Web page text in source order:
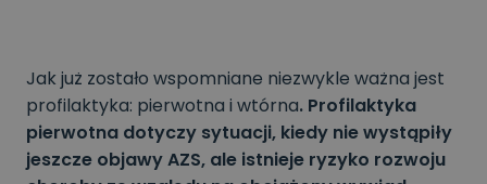
Jak już zostało wspomniane niezwykle ważna jest
profilaktyka: pierwotna i wtórna. Profilaktyka
pierwotna dotyczy sytuacji, kiedy nie wystąpiły
jeszcze objawy AZS, ale istnieje ryzyko rozwoju